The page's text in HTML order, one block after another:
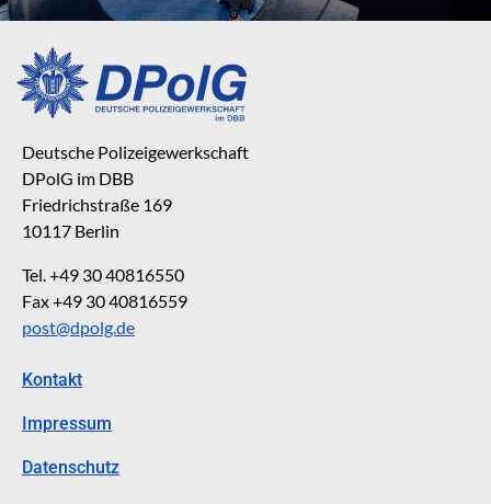
Deutsche Polizeigewerkschaft
DPolG im DBB
Friedrichstraße 169
10117 Berlin
Tel. +49 30 40816550
Fax +49 30 40816559
post@dpolg.de
Kontakt
Impressum
Datenschutz